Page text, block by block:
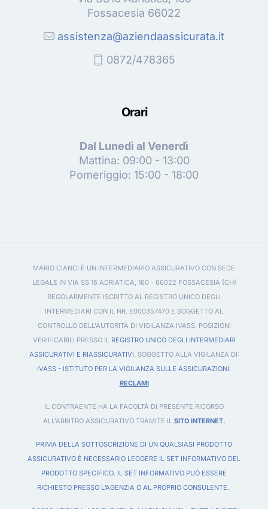
Fossacesia 66022
assistenza@aziendaassicurata.it
0872/478365
Orari
Dal Lunedì al Venerdì
Mattina: 09:00 - 13:00
Pomeriggio: 15:00 - 18:00
MARIO CIANCI È UN INTERMEDIARIO ASSICURATIVO CON SEDE
LEGALE IN VIA SS 16 ADRIATICA, 160 - 66022 FOSSACESIA (CH)
REGOLARMENTE ISCRITTO AL REGISTRO UNICO DEGLI
INTERMEDIARI CON IL NR. E000357470 E SOGGETTO AL
CONTROLLO DELL'AUTORITÀ DI VIGILANZA IVASS. POSIZIONI
VERIFICABILI PRESSO IL REGISTRO UNICO DEGLI INTERMEDIARI
ASSICURATIVI E RIASSICURATIVI. SOGGETTO ALLA VIGILANZA DI:
IVASS - ISTITUTO PER LA VIGILANZA SULLE ASSICURAZIONI.
RECLAMI
IL CONTRAENTE HA LA FACOLTÀ DI PRESENTE RICORSO
ALL'ARBITRO ASSICURATIVO TRAMITE IL SITO INTERNET.
PRIMA DELLA SOTTOSCRIZIONE DI UN QUALSIASI PRODOTTO
ASSICURATIVO È NECESSARIO LEGGERE IL SET INFORMATIVO DEL
PRODOTTO SPECIFICO. IL SET INFORMATIVO PUÒ ESSERE
RICHIESTO PRESSO L’AGENZIA O AL PROPRIO CONSULENTE.